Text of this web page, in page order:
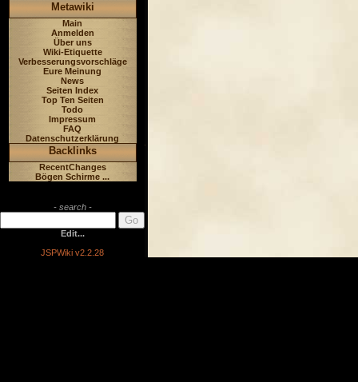
Metawiki
Main
Anmelden
Über uns
Wiki-Etiquette
Verbesserungsvorschläge
Eure Meinung
News
Seiten Index
Top Ten Seiten
Todo
Impressum
FAQ
Datenschutzerklärung
Backlinks
RecentChanges
Bögen Schirme ...
- search -
Edit...
JSPWiki v2.2.28